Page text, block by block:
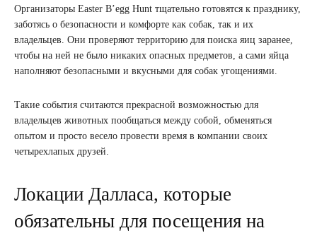
Организаторы Easter B’egg Hunt тщательно готовятся к празднику,
заботясь о безопасности и комфорте как собак, так и их
владельцев. Они проверяют территорию для поиска яиц заранее,
чтобы на ней не было никаких опасных предметов, а сами яйца
наполняют безопасными и вкусными для собак угощениями.
Такие события считаются прекрасной возможностью для
владельцев животных пообщаться между собой, обменяться
опытом и просто весело провести время в компании своих
четырехлапых друзей.
Локации Далласа, которые
обязательны для посещения на